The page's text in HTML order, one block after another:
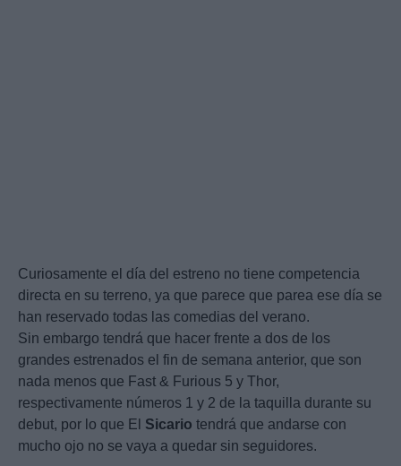
Curiosamente el día del estreno no tiene competencia
directa en su terreno, ya que parece que parea ese día se
han reservado todas las comedias del verano.
Sin embargo tendrá que hacer frente a dos de los
grandes estrenados el fin de semana anterior, que son
nada menos que Fast & Furious 5 y Thor,
respectivamente números 1 y 2 de la taquilla durante su
debut, por lo que El Sicario tendrá que andarse con
mucho ojo no se vaya a quedar sin seguidores.